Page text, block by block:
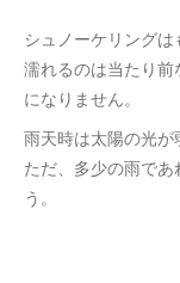
シュノーケリングは
濡れるのは当たり
になりません。
雨天時は太陽の光が
ただ、多少の雨であ
う。